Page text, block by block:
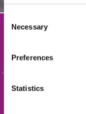
Selection
Necessary
Preferences
Statistics
Möchten Sie